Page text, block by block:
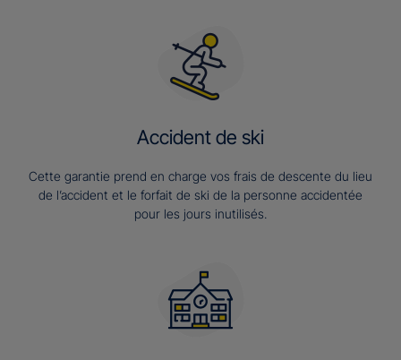
Accident de ski
Cette garantie prend en charge vos frais de descente du lieu
de l’accident et le forfait de ski de la personne accidentée
pour les jours inutilisés.